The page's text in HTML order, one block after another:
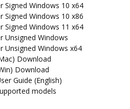
Signed Windows 10 x64
Signed Windows 10 x86
Signed Windows 11 x64
Unsigned Windows
Unsigned Windows x64
Download
Download
Guide (English)
models